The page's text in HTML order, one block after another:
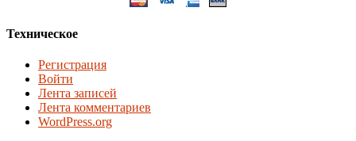
Техническое
Регистрация
Войти
Лента записей
Лента комментариев
WordPress.org